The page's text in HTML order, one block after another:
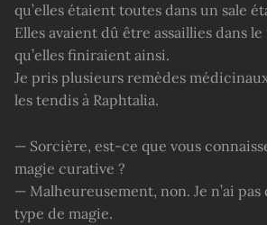
qu’elles étaient toutes dans un sale
Elles avaient dû être assaillies dans
qu’elles finiraient ainsi.
Je pris plusieurs remèdes
les tendis à Raphtalia.
— Sorcière, est-ce que vous
magie curative ?
— Malheureusement, non. Je n’ai
type de magie.